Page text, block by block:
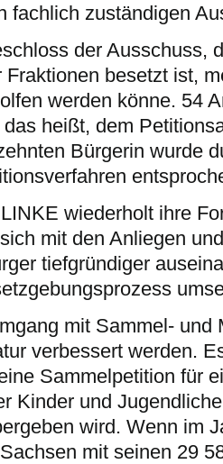
fachlich zuständigen
der Ausschuss,
besetzt ist,
werden könne. 54
heißt, dem
Bürgerin wurde
wiederholt ihre
mit den Anliegen
tiefgründiger
mit Sammel- und
verbessert werden.
Sammelpetition für
Kinder und
wird. Wenn im
mit seinen 29